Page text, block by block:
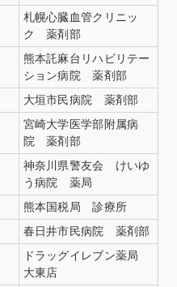
札幌心臓血管クリニッ
ク 薬剤部
熊本託麻台リハビリテー
ション病院 薬剤部
大垣市民病院 薬剤部
宮崎大学医学部附属病
院 薬剤部
神奈川県警友会 けいゆ
う病院 薬局
熊本国税局 診療所
春日井市民病院 薬剤部
ドラッグイレブン薬局
大東店